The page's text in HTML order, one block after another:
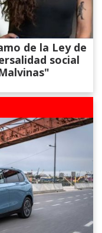
de la Ley de
social